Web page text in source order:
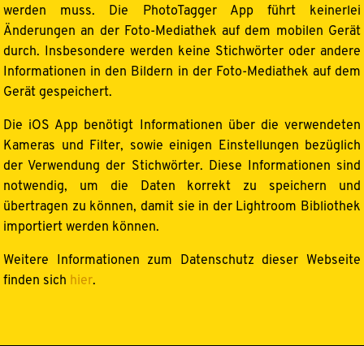
werden muss. Die PhotoTagger App führt keinerlei
Änderungen an der Foto-Mediathek auf dem mobilen Gerät
durch. Insbesondere werden keine Stichwörter oder andere
Informationen in den Bildern in der Foto-Mediathek auf dem
Gerät gespeichert.
Die iOS App benötigt Informationen über die verwendeten
Kameras und Filter, sowie einigen Einstellungen bezüglich
der Verwendung der Stichwörter. Diese Informationen sind
notwendig, um die Daten korrekt zu speichern und
übertragen zu können, damit sie in der Lightroom Bibliothek
importiert werden können.
Weitere Informationen zum Datenschutz dieser Webseite
finden sich hier.